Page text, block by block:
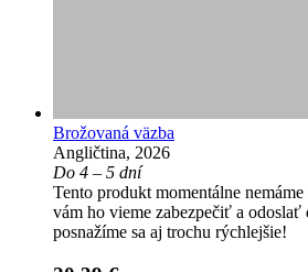
Brožovaná väzba
Angličtina, 2026
Do 4 – 5 dní
Tento produkt momentálne
vám ho vieme zabezpečiť a odoslať
posnažíme sa aj trochu rýchlejšie!